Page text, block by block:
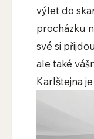
výlet do
procházku
své si
ale také
Karlštejna